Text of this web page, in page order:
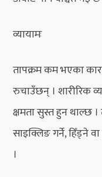
व्यायामः
तापक्रम कम भएका
रुचाउँछन् । शारीरिक
क्षमता सुस्त हुन थाल्छ
साइक्लिङ गर्ने, हिँड्ने
।